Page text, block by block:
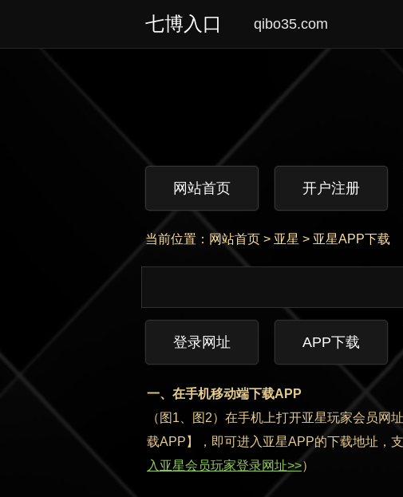
七博入口 qibo35.com
网站首页 开户注册
当前位置： 网站首页 > 亚星 > 亚星APP下载
登录网址 APP下载
一、在手机移动端下载APP
（图1、图2）在手机上打开亚星玩家会员
载APP】，即可进入亚星APP的下载地址，
入亚星会员玩家登录网址>>）